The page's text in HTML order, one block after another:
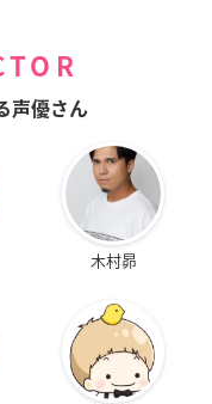
声優さん
木村昴